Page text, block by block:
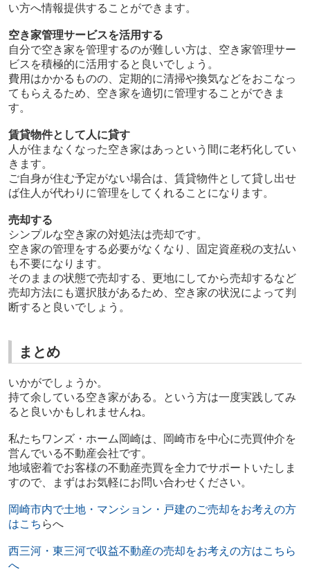
い方へ情報提供することができます。
空き家管理サービスを活用する
自分で空き家を管理するのが難しい方は、空き家管理サー
ビスを積極的に活用すると良いでしょう。
費用はかかるものの、定期的に清掃や換気などをおこなっ
てもらえるため、空き家を適切に管理することができま
す。
賃貸物件として人に貸す
人が住まなくなった空き家はあっという間に老朽化してい
きます。
ご自身が住む予定がない場合は、賃貸物件として貸し出せ
ば住人が代わりに管理をしてくれることになります。
売却する
シンプルな空き家の対処法は売却です。
空き家の管理をする必要がなくなり、固定資産税の支払い
も不要になります。
そのままの状態で売却する、更地にしてから売却するなど
売却方法にも選択肢があるため、空き家の状況によって判
断すると良いでしょう。
まとめ
いかがでしょうか。
持て余している空き家がある。という方は一度実践してみ
ると良いかもしれませんね。
私たちワンズ・ホーム岡崎は、岡崎市を中心に売買仲介を
営んでいる不動産会社です。
地域密着でお客様の不動産売買を全力でサポートいたしま
すので、まずはお気軽にお問い合わせください。
岡崎市内で土地・マンション・戸建のご売却をお考えの方
はこち らへ
西三河・東三河で収益不動産の売却をお考えの方はこちら
へ